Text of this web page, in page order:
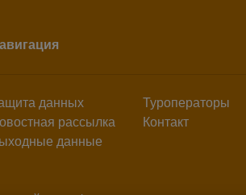
данных
Туроператоры
рассылка
Контакт
данные